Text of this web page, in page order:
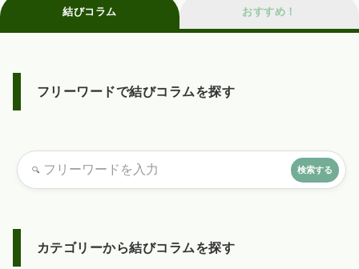
結びコラム おすすめ！
フリーワードで結びコラムを探す
カテゴリーから結びコラムを探す